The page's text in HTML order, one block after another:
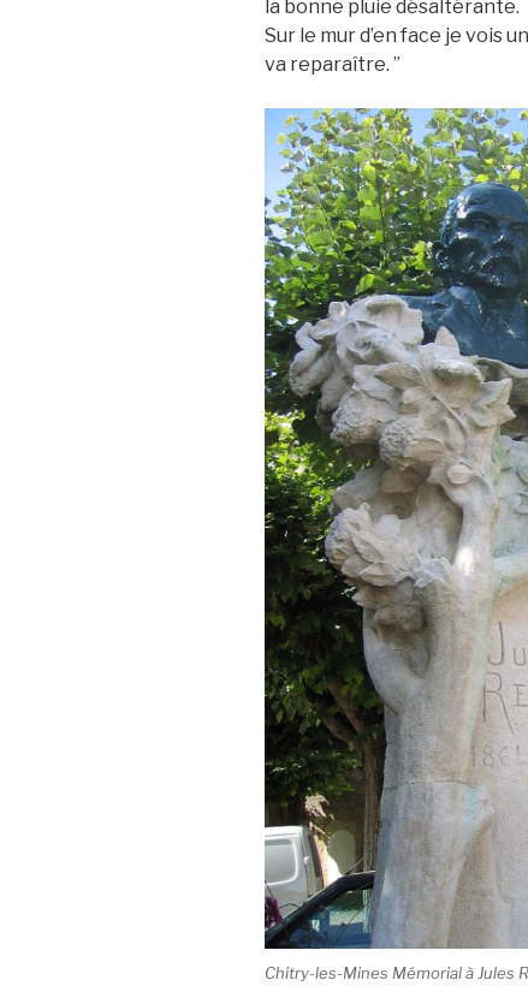
la bonne pluie désaltérante.
Sur le mur d’en face je vois
va reparaître. ”
Chitry-les-Mines Mémorial à Jules